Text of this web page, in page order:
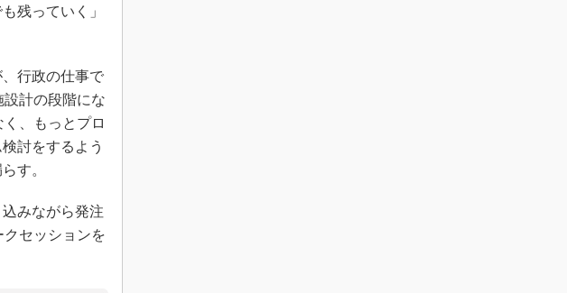
残っていく」
行政の仕事で
計の段階にな
、もっとプロ
討をするよう
す。
みながら発注
セッションを